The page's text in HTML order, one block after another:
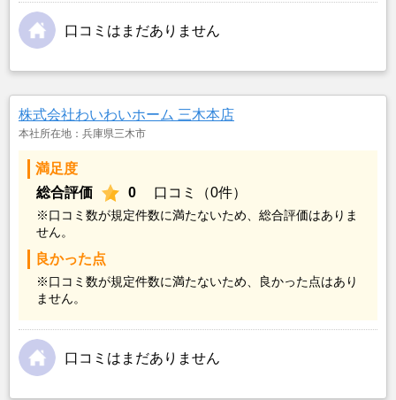
口コミはまだありません
株式会社わいわいホーム 三木本店
本社所在地：兵庫県三木市
満足度
総合評価
0 口コミ（0件）
※口コミ数が規定件数に満たないため、総合評価はありま
せん。
良かった点
※口コミ数が規定件数に満たないため、良かった点はあり
ません。
口コミはまだありません